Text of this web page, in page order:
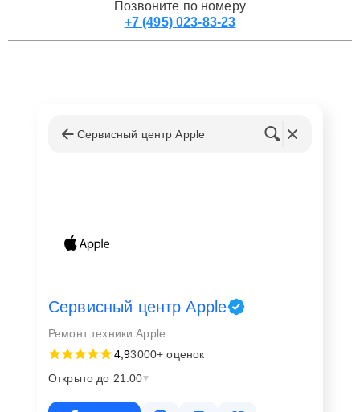
Позвоните по номеру
+7 (495) 023-83-23
Сервисный центр Apple
Сервисный центр Apple
Ремонт техники Apple
4,93000+ оценок
Открыто до 21:00